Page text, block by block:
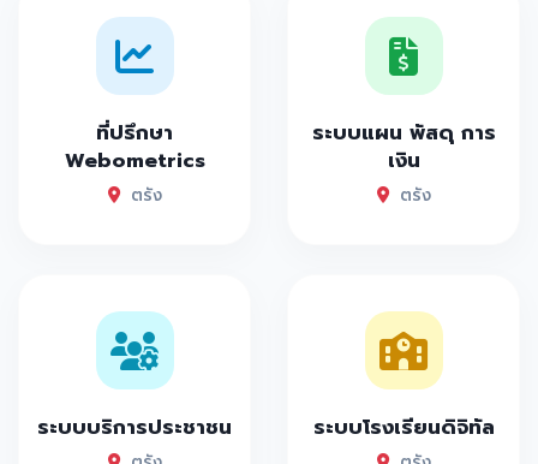
ที่ปรึกษา
Webometrics
ตรัง
ระบบแผน พัสดุ การ
เงิน
ตรัง
ระบบบริการประชาชน ระบบโรงเรียนดิจิทัล